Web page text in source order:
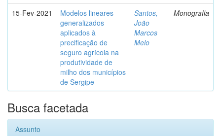
15-Fev-2021
Modelos lineares
generalizados
aplicados à
precificação de
seguro agrícola na
produtividade de
milho dos municípios
de Sergipe
Santos,
João
Marcos
Melo
Monografia
Busca facetada
Assunto